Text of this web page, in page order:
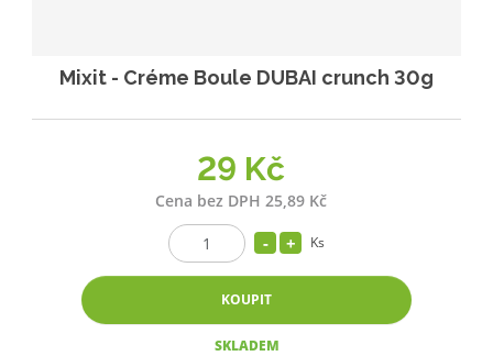
Mixit - Créme Boule DUBAI crunch 30g
29 Kč
Cena bez DPH 25,89 Kč
Ks
KOUPIT
SKLADEM